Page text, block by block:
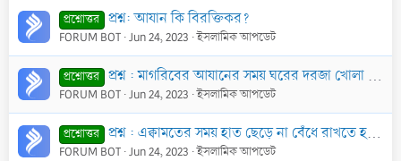
প্রশ্নোত্তর প্রশ্ন: আযান কি বিরক্তিকর?
FORUM BOT Jun 24, 2023 ইসলামিক আপডেট
প্রশ্নোত্তর প্রশ্ন : মাগরিবের আযানের সময় ঘরের দরজা খোলা রাখলে ঘরে ফেরেশতা প্রবেশ করে। উক্ত দাবী কি সঠিক?
FORUM BOT Jun 24, 2023 ইসলামিক আপডেট
প্রশ্নোত্তর প্রশ্ন : এক্বামতের সময় হাত ছেড়ে না বেঁধে রাখতে হবে?
FORUM BOT Jun 24, 2023 ইসলামিক আপডেট